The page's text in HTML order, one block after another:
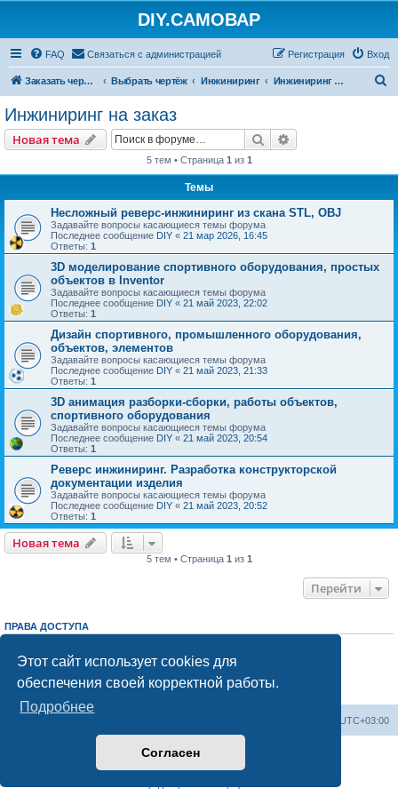
Этот сайт использует cookies для
обеспечения своей корректной работы.
Подробнее
Согласен
DIY.САМОВАР
FAQ Связаться с администрацией Вход
Регистрация
Заказать чертеж Выбрать чертёж Инжиниринг Инжиниринг на заказ
Инжиниринг на заказ
Новая тема Поиск
5 тем • Страница 1 из 1
Темы
Несложный реверс-инжиниринг из скана STL, OBJ
Задавайте вопросы касающиеся темы форума
Последнее сообщение DIY « 21 мар 2026, 16:45
Ответы: 1
3D моделирование спортивного оборудования, простых
объектов в Inventor
Задавайте вопросы касающиеся темы форума
Последнее сообщение DIY « 21 май 2023, 22:02
Ответы: 1
Дизайн спортивного, промышленного оборудования,
объектов, элементов
Задавайте вопросы касающиеся темы форума
Последнее сообщение DIY « 21 май 2023, 21:33
Ответы: 1
3D анимация разборки-сборки, работы объектов,
спортивного оборудования
Задавайте вопросы касающиеся темы форума
Последнее сообщение DIY « 21 май 2023, 20:54
Ответы: 1
Реверс инжиниринг. Разработка конструкторской
документации изделия
Задавайте вопросы касающиеся темы форума
Последнее сообщение DIY « 21 май 2023, 20:52
Ответы: 1
Новая тема
5 тем • Страница 1 из 1
Перейти
ПРАВА ДОСТУПА
Выне можетеотвечать на сообщения
Выне можетередактировать свои сообщения
Выне можетеудалять свои сообщения
добавлять вложения
UTC+03:00
Создано на основеphpBB® Forum Software © phpBB Limited
Русская поддержка phpBB